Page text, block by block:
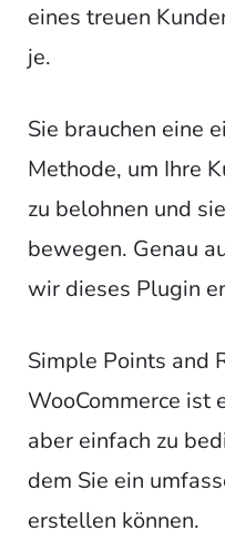
eines treuen
je.
Sie brauchen eine
Methode, um Ihre
zu belohnen und
bewegen. Genau
wir dieses Plugin
Simple Points and
WooCommerce ist
aber einfach zu
dem Sie ein
erstellen können.